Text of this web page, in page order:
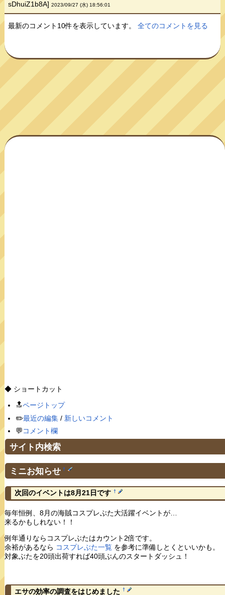
sDhuiZ1b8A]2023/09/27 (水) 18:56:01
最新のコメント10件を表示しています。全てのコメントを見る
◆ ショートカット
🔝ページトップ
✏️最近の編集/ 新しいコメント
💬コメント欄
サイト内検索
ミニお知らせ †
次回のイベントは8月21日です †
毎年恒例、8月の海賊コスプレぶた大活躍イベントが…
来るかもしれない！！
例年通りならコスプレぶたはカウント2倍です。
余裕があるなら コスプレぶた一覧を参考に準備しとくといいかも。
対象ぶたを20頭出荷すれば40頭ぶんのスタートダッシュ！
エサの効率の調査をはじめました †